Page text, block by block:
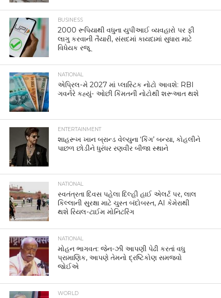
BUSINESS
2000 રૂપિયાથી વધુના યુપીઆઈ વ્યવહારો પર ફી
લાગુ કરવાની તૈયારી, સંસદમાં કાયદામાં સુધારા માટે
વિધેયક રજૂ
NATIONAL
એપ્રિલ-મે 2027 માં પ્લાસ્ટિક નોટો આવશે: RBI
ગવર્નરે કહ્યું- ઓછી કિંમતની નોટોથી શરૂઆત થશે
ENTERTAINMENT
શાહરૂખ ખાન બ્રાન્ડ વેલ્યુના ‘કિંગ’ બન્યા, કોહલીને
પાછળ છોડીને ધુરંધર રણવીર બીજા સ્થાને
NATIONAL
સ્વતંત્રતા દિવસ પહેલા દિલ્હી હાઈ એલર્ટ પર, લાલ
કિલ્લાની સુરક્ષા માટે ચુસ્ત બંદોબસ્ત, AI કેમેરાથી
થશે રિયલ-ટાઈમ મોનિટરિંગ
NATIONAL
મોહન ભાગવત: જેન-ઝી આપણી પેઢી કરતાં વધુ
પ્રામાણિક, આપણે તેમનો દ્રષ્ટિકોણ સમજવો
જોઈએ
WORLD